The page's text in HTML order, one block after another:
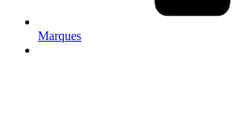
Marques